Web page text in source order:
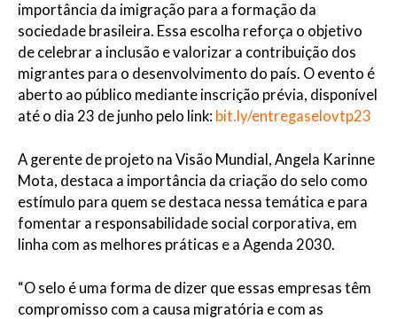
importância da imigração para a formação da
sociedade brasileira. Essa escolha reforça o objetivo
de celebrar a inclusão e valorizar a contribuição dos
migrantes para o desenvolvimento do país. O evento é
aberto ao público mediante inscrição prévia, disponível
até o dia 23 de junho pelo link: bit.ly/entregaselovtp23
A gerente de projeto na Visão Mundial, Angela Karinne
Mota, destaca a importância da criação do selo como
estímulo para quem se destaca nessa temática e para
fomentar a responsabilidade social corporativa, em
linha com as melhores práticas e a Agenda 2030.
“O selo é uma forma de dizer que essas empresas têm
compromisso com a causa migratória e com as